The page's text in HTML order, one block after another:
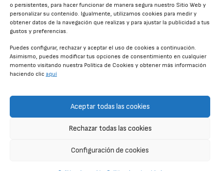
o persistentes, para hacer funcionar de manera segura nuestro Sitio Web y
personalizar su contenido. Igualmente, utilizamos cookies para medir y
obtener datos de la navegación que realizas y para ajustar la publicidad a tus
gustos y preferencias.
Puedes configurar, rechazar y aceptar el uso de cookies a continuación.
Asimismo, puedes modificar tus opciones de consentimiento en cualquier
momento visitando nuestra Política de Cookies y obtener más información
haciendo clic aquí
Aceptar todas las cookies
Rechazar todas las cookies
Configuración de cookies
ANUNCIOS DE CINE
CONDICIONES GENERALES
CONTACTO